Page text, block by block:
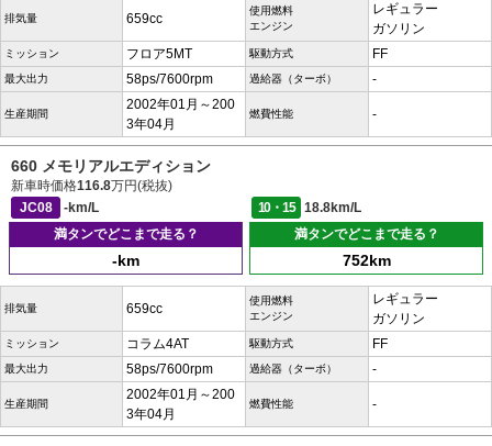
排気量 659cc
使用燃料
エンジン
レギュラー
ガソリン
ミッション フロア5MT 駆動方式 FF
最大出力 58ps/7600rpm 過給器（ターボ） -
生産期間
2002年01月～200
3年04月
燃費性能 -
660 メモリアルエディション
新車時価格116.8万円(税抜)
JC08
-km/L 10・15
18.8km/L
満タンでどこまで走る？
-km
満タンでどこまで走る？
752km
排気量 659cc
使用燃料
エンジン
レギュラー
ガソリン
ミッション コラム4AT 駆動方式 FF
最大出力 58ps/7600rpm 過給器（ターボ） -
生産期間
2002年01月～200
3年04月
燃費性能 -